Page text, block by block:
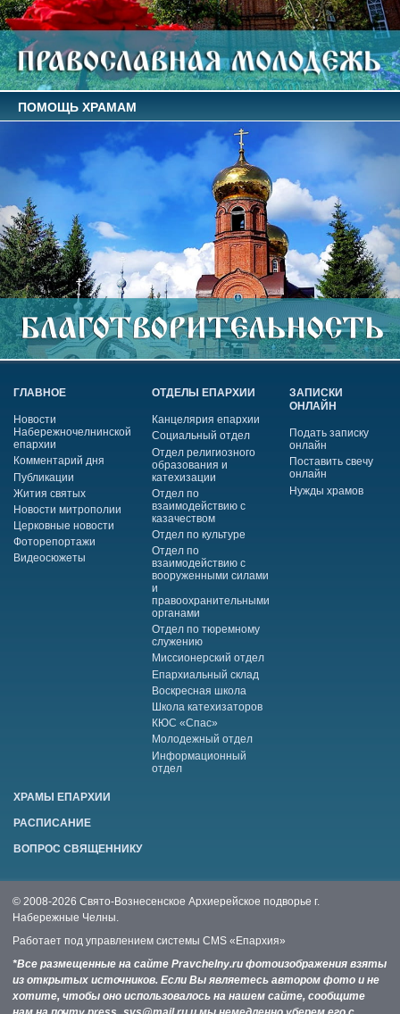
ПОМОЩЬ ХРАМАМ
ГЛАВНОЕ
Новости
Набережночелнинской
епархии
Комментарий дня
Публикации
Жития святых
Новости митрополии
Церковные новости
Фоторепортажи
Видеосюжеты
ОТДЕЛЫ ЕПАРХИИ
Канцелярия епархии
Социальный отдел
Отдел религиозного
образования и
катехизации
Отдел по
взаимодействию с
казачеством
Отдел по культуре
Отдел по
взаимодействию с
вооруженными силами
и
правоохранительными
органами
Отдел по тюремному
служению
Миссионерский отдел
Епархиальный склад
Воскресная школа
Школа катехизаторов
КЮС «Спас»
Молодежный отдел
Информационный
отдел
ЗАПИСКИ
ОНЛАЙН
Подать записку
онлайн
Поставить свечу
онлайн
Нужды храмов
ХРАМЫ ЕПАРХИИ
РАСПИСАНИЕ
ВОПРОС СВЯЩЕННИКУ
© 2008-2026 Свято-Вознесенское Архиерейское подворье г.
Набережные Челны.
Работает под управлением системы CMS «Епархия»
*Все размещенные на сайте Pravchelny.ru фотоизображения взяты
из открытых источников. Если Вы являетесь автором фото и не
хотите, чтобы оно использовалось на нашем сайте, сообщите